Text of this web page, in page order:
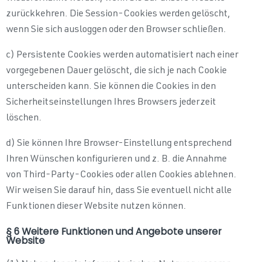
zurückkehren. Die Session-Cookies werden gelöscht,
wenn Sie sich ausloggen oder den Browser schließen.
c) Persistente Cookies werden automatisiert nach einer
vorgegebenen Dauer gelöscht, die sich je nach Cookie
unterscheiden kann. Sie können die Cookies in den
Sicherheitseinstellungen Ihres Browsers jederzeit
löschen.
d) Sie können Ihre Browser-Einstellung entsprechend
Ihren Wünschen konfigurieren und z. B. die Annahme
von Third-Party-Cookies oder allen Cookies ablehnen.
Wir weisen Sie darauf hin, dass Sie eventuell nicht alle
Funktionen dieser Website nutzen können.
§ 6 Weitere Funktionen und Angebote unserer
Website